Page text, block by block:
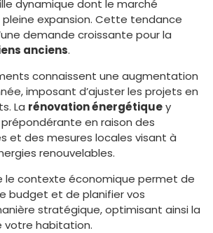
dynamique dont le marché
expansion. Cette tendance
demande croissante pour la
anciens.
connaissent une augmentation
imposant d’ajuster les projets en
La rénovation énergétiquey
en raison des
et des mesures locales visant à
renouvelables.
le contexte économique permet de
budget et de planifier vos
stratégique, optimisant ainsi la
votre habitation.